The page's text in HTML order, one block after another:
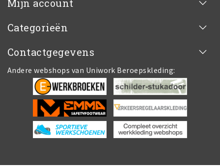
Mijn account
Categorieën
Contactgegevens
Andere webshops van Uniwork Beroepskleding: